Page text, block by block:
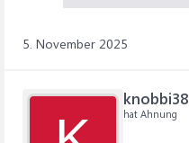
5. November 2025
knobbi38
hat Ahnung